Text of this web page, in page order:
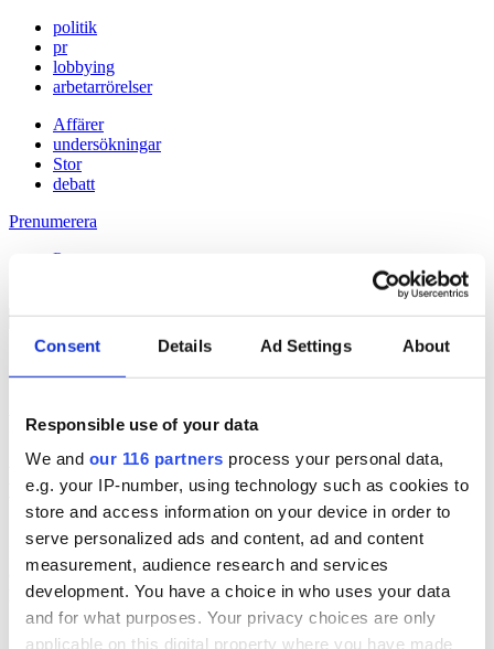
Consent Details Ad Settings About
Responsible use of your data
We and our 116 partners process your personal data,
e.g. your IP-number, using technology such as cookies to
store and access information on your device in order to
serve personalized ads and content, ad and content
measurement, audience research and services
development. You have a choice in who uses your data
and for what purposes. Your privacy choices are only
applicable on this digital property where you have made
politik
pr
lobbying
arbetarrörelser
Affärer
undersökningar
Stor
debatt
Prenumerera
Prenumerera
11 Jun 2015
Pronto-ägare avgår
Håll dig uppdaterad med
Veckans Brief!
Få exklusiv tillgång till Veckans Brief, den essentiella läsningen för
alla som driver opinionsbildning och samhällsförändring, genom en
prenumeration på Dagens Opinion.
Grundprenumeration